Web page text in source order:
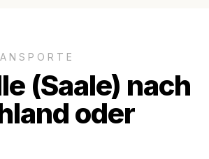
(Saale) nach
oder